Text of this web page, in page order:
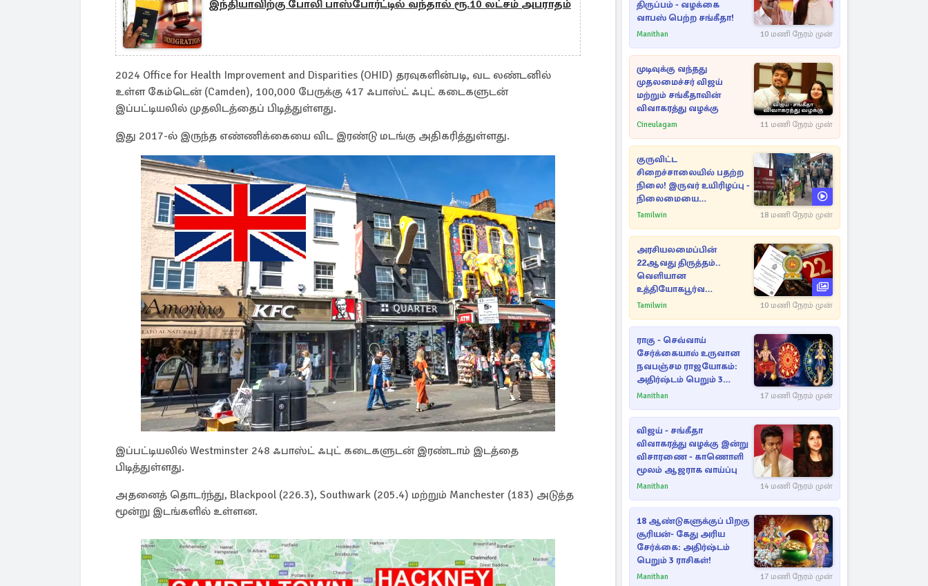
இந்தியாவிற்கு போலி பாஸ்போர்ட்டில் வந்தால் ரூ.10 லட்சம் அபராதம்
2024 Office for Health Improvement and Disparities (OHID) தரவுகளின்படி, வட லண்டனில்
உள்ள கேம்டென் (Camden), 100,000 பேருக்கு 417 ஃபாஸ்ட் ஃபுட் கடைகளுடன்
இப்பட்டியலில் முதலிடத்தைப் பிடித்துள்ளது.
இது 2017-ல் இருந்த எண்ணிக்கையை விட இரண்டு மடங்கு அதிகரித்துள்ளது.
இப்பட்டியலில் Westminster 248 ஃபாஸ்ட் ஃபுட் கடைகளுடன் இரண்டாம் இடத்தை
பிடித்துள்ளது.
அதனைத் தொடர்ந்து, Blackpool (226.3), Southwark (205.4) மற்றும் Manchester (183) அடுத்த
மூன்று இடங்களில் உள்ளன.
திருப்பம் - வழக்கை
வாபஸ் பெற்ற சங்கீதா!
Manithan 10 மணி நேரம் முன்
முடிவுக்கு வந்தது
முதலமைச்சர் விஜய்
மற்றும் சங்கீதாவின்
விவாகரத்து வழக்கு
Cineulagam 11 மணி நேரம் முன்
குருவிட்ட
சிறைச்சாலையில் பதற்ற
நிலை! இருவர் உயிரிழப்பு -
நிலைமையை
கட்டுப்படுத்த பொலிஸார்
Tamilwin 18 மணி நேரம் முன்
அரசியலமைப்பின்
22ஆவது திருத்தம்..
வெளியான
உத்தியோகபூர்வ
அறிவிப்பு!
Tamilwin 10 மணி நேரம் முன்
ராகு - செவ்வாய்
சேர்க்கையால் உருவான
நவபஞ்சம ராஜயோகம்:
அதிர்ஷ்டம் பெறும் 3
ராசிகள்!
Manithan 17 மணி நேரம் முன்
விஜய் - சங்கீதா
விவாகரத்து வழக்கு இன்று
விசாரணை - காணொளி
மூலம் ஆஜராக வாய்ப்பு
Manithan 14 மணி நேரம் முன்
18 ஆண்டுகளுக்குப் பிறகு
சூரியன்- கேது அரிய
சேர்க்கை: அதிர்ஷ்டம்
பெறும் 3 ராசிகள்!
Manithan 17 மணி நேரம் முன்